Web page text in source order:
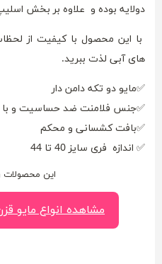
دولایه بوده و علاوه بر بخش
با این محصول با کیفیت از
های آبی لذت ببرید.
✅مایو دو تکه دامن دار
✅جنس فلامنت ضد حساسیت و
✅بافت کشسانی و محکم
✅ اندازه فری سایز 40 تا 44
این محصولات
مشاهده انواع مایو